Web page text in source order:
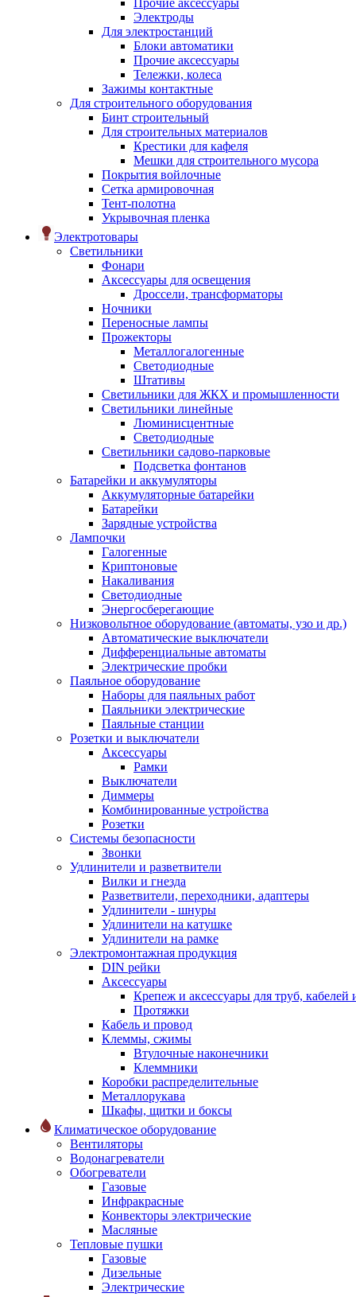
Прочие аксессуары
Электроды
Для электростанций
Блоки автоматики
Прочие аксессуары
Тележки, колеса
Зажимы контактные
Для строительного оборудования
Бинт строительный
Для строительных материалов
Крестики для кафеля
Мешки для строительного мусора
Покрытия войлочные
Сетка армировочная
Тент-полотна
Укрывочная пленка
Электротовары
Светильники
Фонари
Аксессуары для освещения
Дроссели, трансформаторы
Ночники
Переносные лампы
Прожекторы
Металлогалогенные
Светодиодные
Штативы
Светильники для ЖКХ и промышленности
Светильники линейные
Люминисцентные
Светодиодные
Светильники садово-парковые
Подсветка фонтанов
Батарейки и аккумуляторы
Аккумуляторные батарейки
Батарейки
Зарядные устройства
Лампочки
Галогенные
Криптоновые
Накаливания
Светодиодные
Энергосберегающие
Низковольтное оборудование (автоматы, узо и др.)
Автоматические выключатели
Дифференциальные автоматы
Электрические пробки
Паяльное оборудование
Наборы для паяльных работ
Паяльники электрические
Паяльные станции
Розетки и выключатели
Аксессуары
Рамки
Выключатели
Диммеры
Комбинированные устройства
Розетки
Системы безопасности
Звонки
Удлинители и разветвители
Вилки и гнезда
Разветвители, переходники, адаптеры
Удлинители - шнуры
Удлинители на катушке
Удлинители на рамке
Электромонтажная продукция
DIN рейки
Аксессуары
Крепеж и аксессуары для труб, кабелей
Протяжки
Кабель и провод
Клеммы, сжимы
Втулочные наконечники
Клеммники
Коробки распределительные
Металлорукава
Шкафы, щитки и боксы
Климатическое оборудование
Вентиляторы
Водонагреватели
Обогреватели
Газовые
Инфракрасные
Конвекторы электрические
Масляные
Тепловые пушки
Газовые
Дизельные
Электрические